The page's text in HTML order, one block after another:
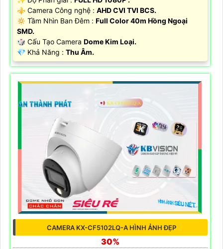
⚜️ Camera Công nghệ : AHD CVI TVI BCS.
🔅 Tầm Nhìn Ban Đêm : Full Color 40m Hồng Ngoại
SMD.
🎲 Cấu Tạo Camera Dome Kim Loại.
️💎 Khả Năng : Thu Âm.
CAMERA KX-CF5102LQ-A HÌNH ẢNH ĐẸP
30%